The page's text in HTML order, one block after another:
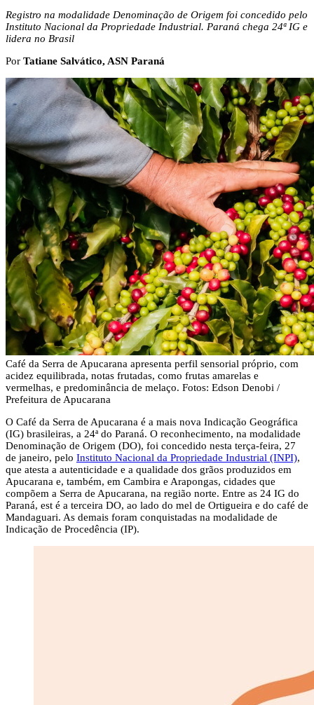
Registro na modalidade Denominação de Origem foi concedido pelo
Instituto Nacional da Propriedade Industrial. Paraná chega 24ª IG e
lidera no Brasil
Por Tatiane Salvático, ASN Paraná
Café da Serra de Apucarana apresenta perfil sensorial próprio, com
acidez equilibrada, notas frutadas, como frutas amarelas e
vermelhas, e predominância de melaço. Fotos: Edson Denobi /
Prefeitura de Apucarana
O Café da Serra de Apucarana é a mais nova Indicação Geográfica
(IG) brasileiras, a 24ª do Paraná. O reconhecimento, na modalidade
Denominação de Origem (DO), foi concedido nesta terça-feira, 27
de janeiro, pelo Instituto Nacional da Propriedade Industrial (INPI),
que atesta a autenticidade e a qualidade dos grãos produzidos em
Apucarana e, também, em Cambira e Arapongas, cidades que
compõem a Serra de Apucarana, na região norte. Entre as 24 IG do
Paraná, est é a terceira DO, ao lado do mel de Ortigueira e do café de
Mandaguari. As demais foram conquistadas na modalidade de
Indicação de Procedência (IP).